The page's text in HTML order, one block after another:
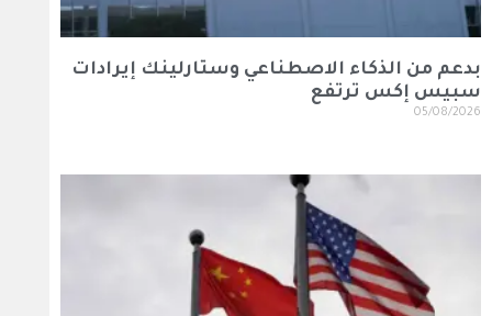
بدعم من الذكاء الاصطناعي وستارلينك إيرادات
سبيس إكس ترتفع
05/08/2026